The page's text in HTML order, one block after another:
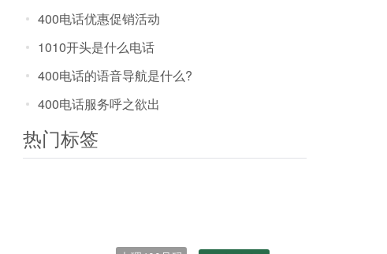
400电话优惠促销活动
1010开头是什么电话
400电话的语音导航是什么?
400电话服务呼之欲出
热门标签
400电话受理